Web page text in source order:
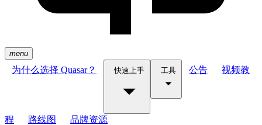
menu
为什么选择 Quasar？ 快速上手 工具 公告 视频教
程 路线图 品牌资源